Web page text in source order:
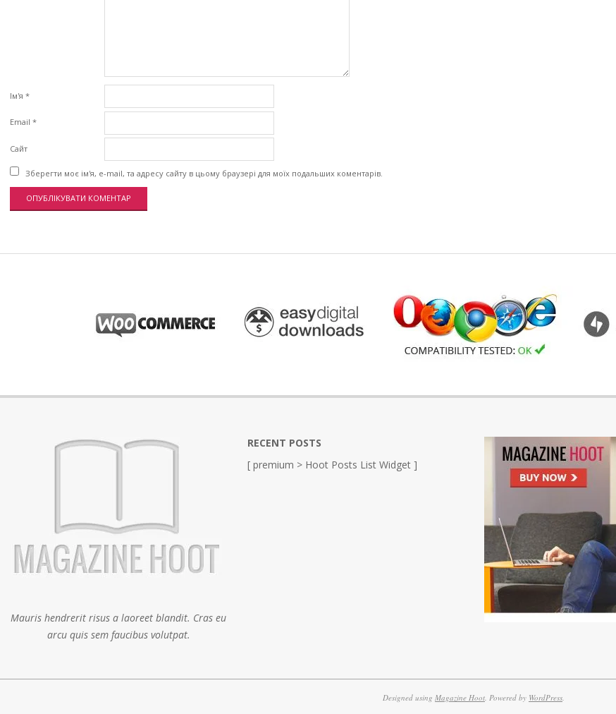
Ім'я *
Email *
Сайт
Зберегти моє ім'я, e-mail, та адресу сайту в цьому браузері для моїх подальших коментарів.
Mauris hendrerit risus a laoreet blandit. Cras eu
arcu quis sem faucibus volutpat.
RECENT POSTS
[ premium > Hoot Posts List Widget ]
Designed using Magazine Hoot . Powered by WordPress